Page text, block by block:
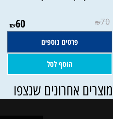
₪70
₪60
פרטים נוספים
הוסף לסל
אחרונים שנצפו